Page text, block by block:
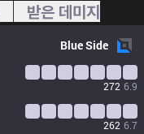
받은 데미지
BlueSide
272 6.9
262 6.7